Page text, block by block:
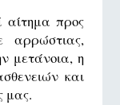
αίτημα προς
αρρώστιας,
μετάνοια, η
και
μας.